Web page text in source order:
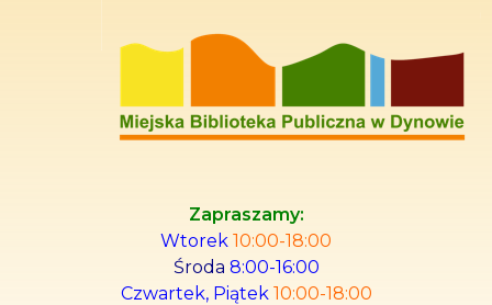
Zapraszamy:
Wtorek 10:00-18:00
Środa 8:00-16:00
Czwartek, Piątek 10:00-18:00